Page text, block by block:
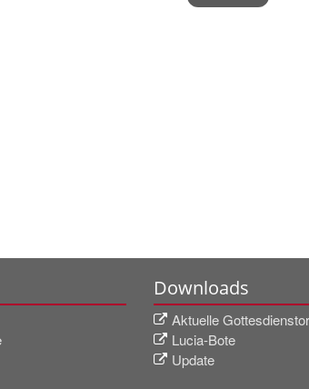
Downloads
Aktuelle
Lucia-Bote
Update